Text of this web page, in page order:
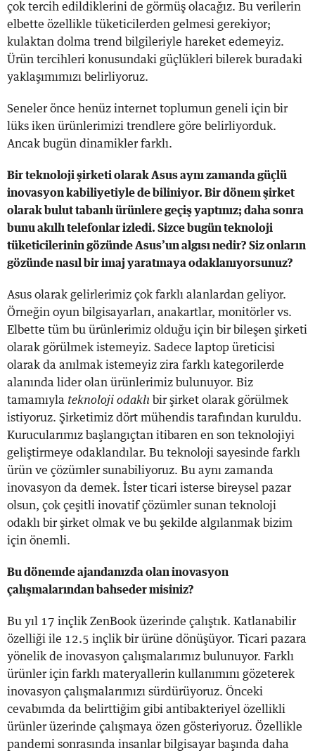
çok tercih edildiklerini de görmüş olacağız. Bu verilerin
elbette özellikle tüketicilerden gelmesi gerekiyor;
kulaktan dolma trend bilgileriyle hareket edemeyiz.
Ürün tercihleri konusundaki güçlükleri bilerek buradaki
yaklaşımımızı belirliyoruz.
Seneler önce henüz internet toplumun geneli için bir
lüks iken ürünlerimizi trendlere göre belirliyorduk.
Ancak bugün dinamikler farklı.
Bir teknoloji şirketi olarak Asus aynı zamanda güçlü
inovasyon kabiliyetiyle de biliniyor. Bir dönem şirket
olarak bulut tabanlı ürünlere geçiş yaptınız; daha sonra
bunu akıllı telefonlar izledi. Sizce bugün teknoloji
tüketicilerinin gözünde Asus’un algısı nedir? Siz onların
gözünde nasıl bir imaj yaratmaya odaklanıyorsunuz?
Asus olarak gelirlerimiz çok farklı alanlardan geliyor.
Örneğin oyun bilgisayarları, anakartlar, monitörler vs.
Elbette tüm bu ürünlerimiz olduğu için bir bileşen şirketi
olarak görülmek istemeyiz. Sadece laptop üreticisi
olarak da anılmak istemeyiz zira farklı kategorilerde
alanında lider olan ürünlerimiz bulunuyor. Biz
tamamıyla teknoloji odaklı bir şirket olarak görülmek
istiyoruz. Şirketimiz dört mühendis tarafından kuruldu.
Kurucularımız başlangıçtan itibaren en son teknolojiyi
geliştirmeye odaklandılar. Bu teknoloji sayesinde farklı
ürün ve çözümler sunabiliyoruz. Bu aynı zamanda
inovasyon da demek. İster ticari isterse bireysel pazar
olsun, çok çeşitli inovatif çözümler sunan teknoloji
odaklı bir şirket olmak ve bu şekilde algılanmak bizim
için önemli.
Bu dönemde ajandanızda olan inovasyon
çalışmalarından bahseder misiniz?
Bu yıl 17 inçlik ZenBook üzerinde çalıştık. Katlanabilir
özelliği ile 12.5 inçlik bir ürüne dönüşüyor. Ticari pazara
yönelik de inovasyon çalışmalarımız bulunuyor. Farklı
ürünler için farklı materyallerin kullanımını gözeterek
inovasyon çalışmalarımızı sürdürüyoruz. Önceki
cevabımda da belirttiğim gibi antibakteriyel özellikli
ürünler üzerinde çalışmaya özen gösteriyoruz. Özellikle
pandemi sonrasında insanlar bilgisayar başında daha